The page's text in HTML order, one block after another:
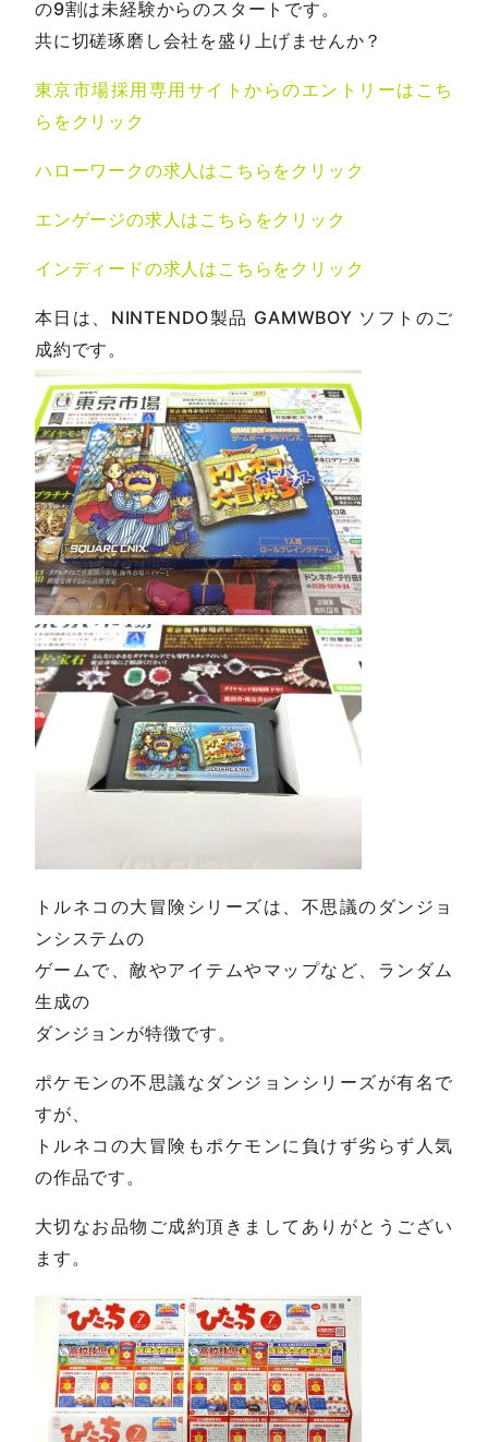
の9割は未経験からのスタートです。
共に切磋琢磨し会社を盛り上げませんか？
東京市場採用専用サイトからのエントリーはこち
らをクリック
ハローワークの求人はこちらをクリック
エンゲージの求人はこちらをクリック
インディードの求人はこちらをクリック
本日は、NINTENDO製品 GAMWBOY ソフトのご
成約です。
トルネコの大冒険シリーズは、不思議のダンジョ
ンシステムの
ゲームで、敵やアイテムやマップなど、ランダム
生成の
ダンジョンが特徴です。
ポケモンの不思議なダンジョンシリーズが有名で
すが、
トルネコの大冒険もポケモンに負けず劣らず人気
の作品です。
大切なお品物ご成約頂きましてありがとうござい
ます。